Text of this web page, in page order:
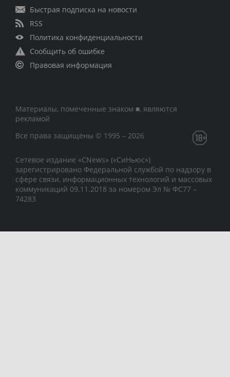
Быстрая подписка на новости
RSS
Политика конфиденциальности
Сообщить об ошибке
Правовая информация
Материалы, помеченные знаком ■, являются
рекламой
Все права защищены © 1995 – 2026
Сетевое издание «CNews» («СиНьюс»)
зарегистрировано Федеральной службой по надзору в
сфере связи, информационных технологий и массовых
коммуникаций 09.11.2018 за номером Эл № ФС77 –
74283